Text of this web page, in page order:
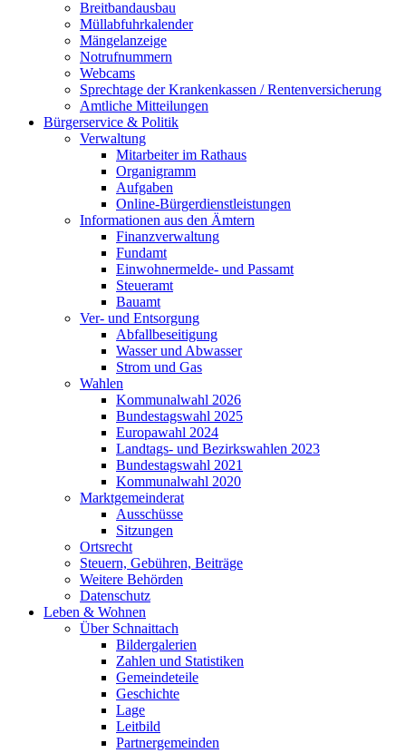
Breitbandausbau
Müllabfuhrkalender
Mängelanzeige
Notrufnummern
Webcams
Sprechtage der Krankenkassen / Rentenversicherung
Amtliche Mitteilungen
Bürgerservice & Politik
Verwaltung
Mitarbeiter im Rathaus
Organigramm
Aufgaben
Online-Bürgerdienstleistungen
Informationen aus den Ämtern
Finanzverwaltung
Fundamt
Einwohnermelde- und Passamt
Steueramt
Bauamt
Ver- und Entsorgung
Abfallbeseitigung
Wasser und Abwasser
Strom und Gas
Wahlen
Kommunalwahl 2026
Bundestagswahl 2025
Europawahl 2024
Landtags- und Bezirkswahlen 2023
Bundestagswahl 2021
Kommunalwahl 2020
Marktgemeinderat
Ausschüsse
Sitzungen
Ortsrecht
Steuern, Gebühren, Beiträge
Weitere Behörden
Datenschutz
Leben & Wohnen
Über Schnaittach
Bildergalerien
Zahlen und Statistiken
Gemeindeteile
Geschichte
Lage
Leitbild
Partnergemeinden